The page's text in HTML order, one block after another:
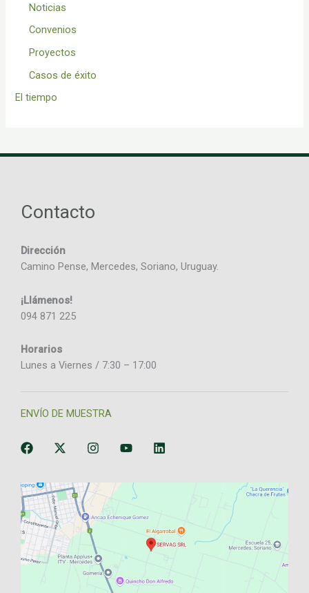
Noticias
Convenios
Proyectos
Casos de éxito
El tiempo
Contacto
Dirección
Camino Pense, Mercedes, Soriano, Uruguay.
¡Llámenos!
094 871 225
Horarios
Lunes a Viernes / 7:30 – 17:00
ENVÍO DE MUESTRA